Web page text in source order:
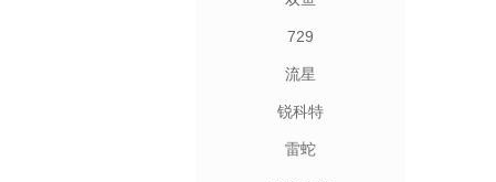
729
流星
锐科特
雷蛇